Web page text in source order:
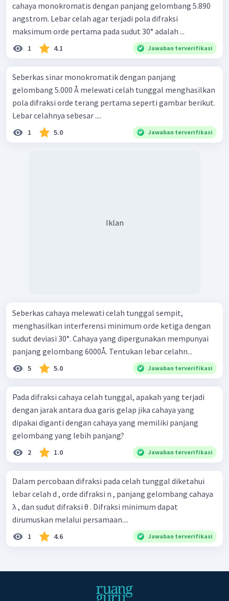
cahaya monokromatis dengan panjang gelombang 5.890
angstrom. Lebar celah agar terjadi pola difraksi
maksimum orde pertama pada sudut 30° adalah ...
1 4.1 Jawaban terverifikasi
Seberkas sinar monokromatik dengan panjang
gelombang 5.000 Å melewati celah tunggal menghasilkan
pola difraksi orde terang pertama seperti gambar berikut.
Lebar celahnya sebesar ....
1 5.0 Jawaban terverifikasi
Iklan
Seberkas cahaya melewati celah tunggal sempit,
menghasilkan interferensi minimum orde ketiga dengan
sudut deviasi 30°. Cahaya yang dipergunakan mempunyai
panjang gelombang 6000Å. Tentukan lebar celahn...
5 5.0 Jawaban terverifikasi
Pada difraksi cahaya celah tunggal, apakah yang terjadi
dengan jarak antara dua garis gelap jika cahaya yang
dipakai diganti dengan cahaya yang memiliki panjang
gelombang yang lebih panjang?
2 1.0 Jawaban terverifikasi
Dalam percobaan difraksi pada celah tunggal diketahui
lebar celah d , orde difraksi n , panjang gelombang cahaya
λ , dan sudut difraksi θ . Difraksi minimum dapat
dirumuskan melalui persamaan....
1 4.6 Jawaban terverifikasi